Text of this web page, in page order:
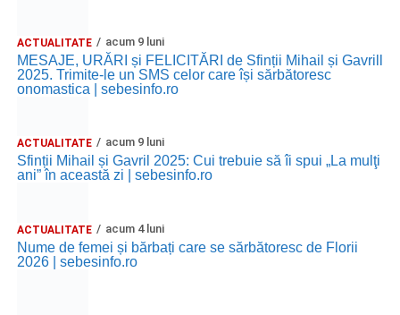
ACTUALITATE acum 9 luni
MESAJE, URĂRI și FELICITĂRI de Sfinții Mihail și Gavrill
2025. Trimite-le un SMS celor care își sărbătoresc
onomastica | sebesinfo.ro
ACTUALITATE acum 9 luni
Sfinții Mihail și Gavril 2025: Cui trebuie să îi spui „La mulţi
ani” în această zi | sebesinfo.ro
ACTUALITATE acum 4 luni
Nume de femei și bărbați care se sărbătoresc de Florii
2026 | sebesinfo.ro